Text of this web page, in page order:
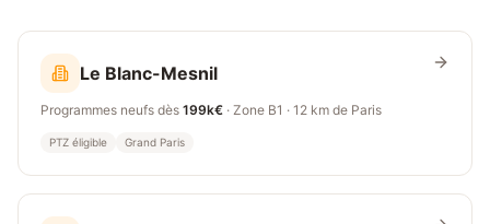
Le Blanc-Mesnil
Programmes neufs dès 199k€ · Zone B1 · 12 km de Paris
PTZ éligible Grand Paris